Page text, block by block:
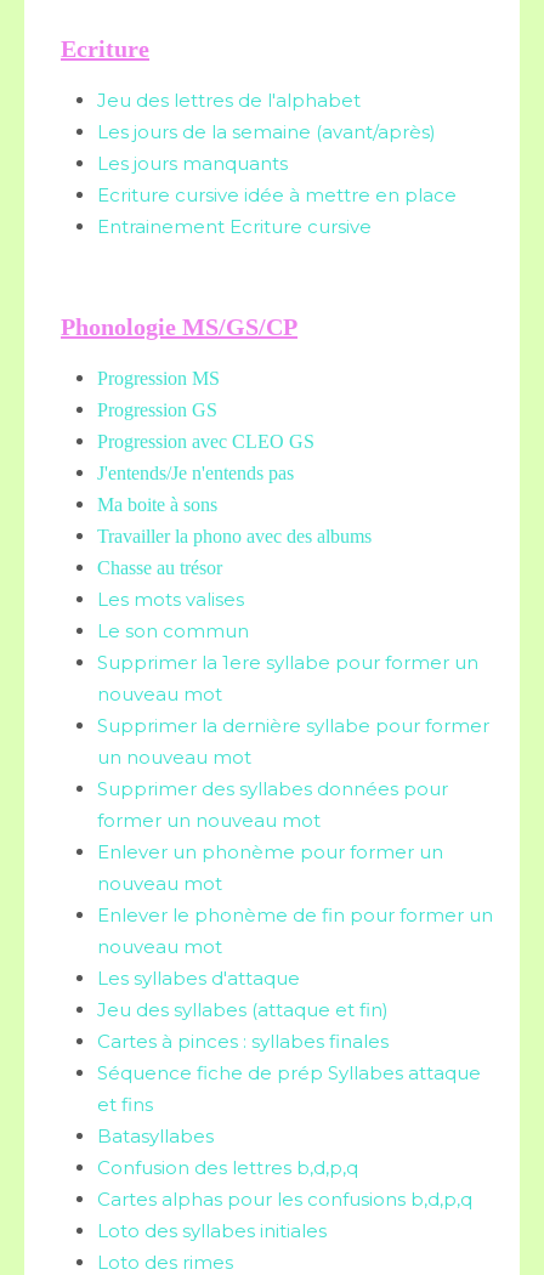
Ecriture
Jeu des lettres de l'alphabet
Les jours de la semaine (avant/après)
Les jours manquants
Ecriture cursive idée à mettre en place
Entrainement Ecriture cursive
Phonologie MS/GS/CP
Progression MS
Progression GS
Progression avec CLEO GS
J'entends/Je n'entends pas
Ma boite à sons
Travailler la phono avec des albums
Chasse au trésor
Les mots valises
Le son commun
Supprimer la 1ere syllabe pour former un
nouveau mot
Supprimer la dernière syllabe pour former
un nouveau mot
Supprimer des syllabes données pour
former un nouveau mot
Enlever un phonème pour former un
nouveau mot
Enlever le phonème de fin pour former un
nouveau mot
Les syllabes d'attaque
Jeu des syllabes (attaque et fin)
Cartes à pinces : syllabes finales
Séquence fiche de prép Syllabes attaque
et fins
Batasyllabes
Confusion des lettres b,d,p,q
Cartes alphas pour les confusions b,d,p,q
Loto des syllabes initiales
Loto des rimes